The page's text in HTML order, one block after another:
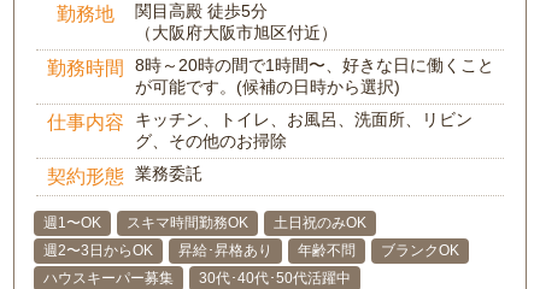
勤務地
関目高殿 徒歩5分
（大阪府大阪市旭区付近）
勤務時間
8時～20時の間で1時間〜、好きな日に働くこと
が可能です。(候補の日時から選択)
仕事内容
キッチン、トイレ、お風呂、洗面所、リビン
グ、その他のお掃除
契約形態 業務委託
週1〜OK スキマ時間勤務OK
土日祝のみOK
週2〜3日からOK
昇給･昇格あり 年齢不問
ブランクOK
ハウスキーパー募集
30代･40代･50代活躍中